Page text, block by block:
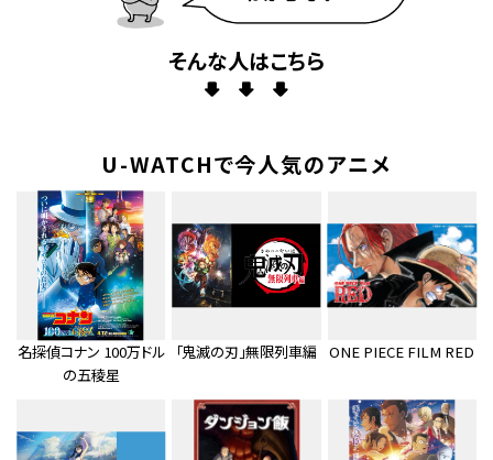
そんな人はこちら
U-WATCHで今人気のアニメ
名探偵コナン 100万ドル
の五稜星
「鬼滅の刃」無限列車編 ONE PIECE FILM RED